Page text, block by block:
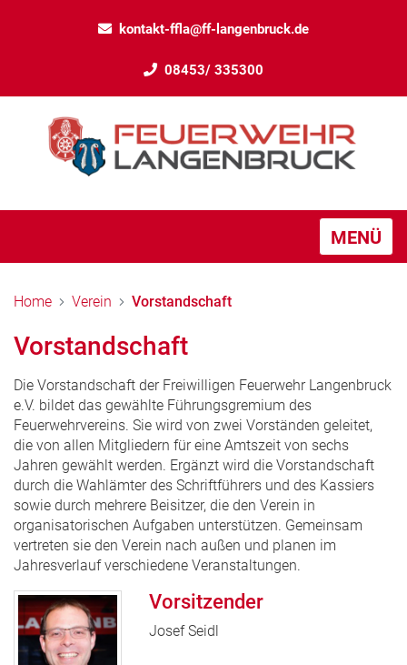
kontakt-ffla@ff-langenbruck.de
08453/ 335300
MENÜ
Home Verein Vorstandschaft
Vorstandschaft
Die Vorstandschaft der Freiwilligen Feuerwehr Langenbruck
e.V. bildet das gewählte Führungsgremium des
Feuerwehrvereins. Sie wird von zwei Vorständen geleitet,
die von allen Mitgliedern für eine Amtszeit von sechs
Jahren gewählt werden. Ergänzt wird die Vorstandschaft
durch die Wahlämter des Schriftführers und des Kassiers
sowie durch mehrere Beisitzer, die den Verein in
organisatorischen Aufgaben unterstützen. Gemeinsam
vertreten sie den Verein nach außen und planen im
Jahresverlauf verschiedene Veranstaltungen.
Vorsitzender
Josef Seidl